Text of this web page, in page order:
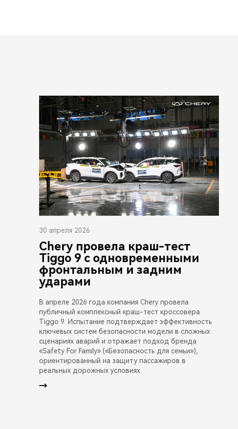
30 апреля 2026
Chery провела краш-тест
Tiggo 9 с одновременными
фронтальным и задним
ударами
В апреле 2026 года компания Chery провела
публичный комплексный краш-тест кроссовера
Tiggo 9. Испытание подтверждает эффективность
ключевых систем безопасности модели в сложных
сценариях аварий и отражает подход бренда
«Safety For Family» («Безопасность для семьи»),
ориентированный на защиту пассажиров в
реальных дорожных условиях.